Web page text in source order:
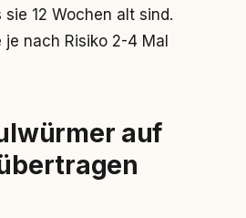
12 Wochen alt sind.
nach Risiko 2-4 Mal
auf